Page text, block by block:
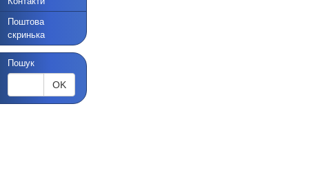
Поштова
скринька
Пошук
OK